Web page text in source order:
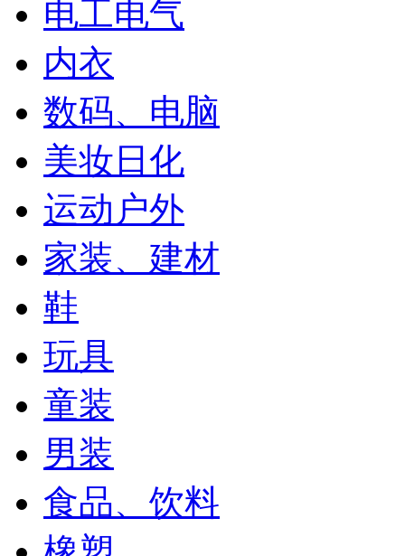
电工电气
内衣
数码、电脑
美妆日化
运动户外
家装、建材
鞋
玩具
童装
男装
食品、饮料